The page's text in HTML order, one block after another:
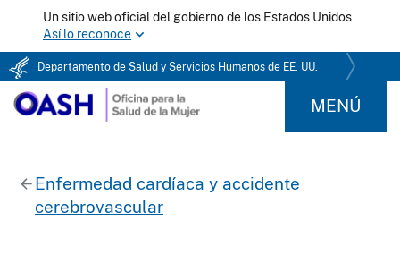
Un sitio web oficial del gobierno de los Estados Unidos
Así lo reconoce
Departamento de Salud y Servicios Humanos de EE. UU.
MENÚ
Enfermedad cardíaca y accidente
cerebrovascular